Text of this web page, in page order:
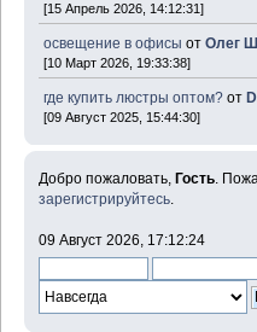
[15 Апрель 2026, 14:12:31]
освещение в офисы от Олег
[10 Март 2026, 19:33:38]
где купить люстры оптом? от
[09 Август 2025, 15:44:30]
Добро пожаловать, Гость.
зарегистрируйтесь.
09 Август 2026, 17:12:24